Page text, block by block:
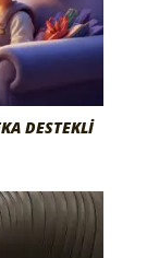
DESTEKLI